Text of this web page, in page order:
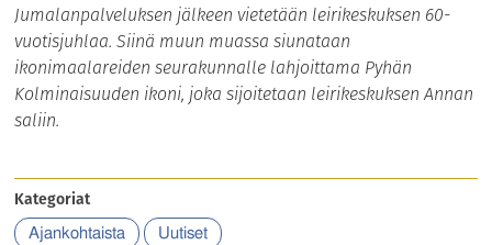
Jumalanpalveluksen jälkeen vietetään leirikeskuksen 60-
vuotisjuhlaa. Siinä muun muassa siunataan
ikonimaalareiden seurakunnalle lahjoittama Pyhän
Kolminaisuuden ikoni, joka sijoitetaan leirikeskuksen Annan
saliin.
Kategoriat
Ajankohtaista Uutiset